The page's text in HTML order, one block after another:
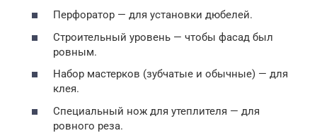
Перфоратор — для установки дюбелей.
Строительный уровень — чтобы фасад был
ровным.
Набор мастерков (зубчатые и обычные) — для
клея.
Специальный нож для утеплителя — для
ровного реза.